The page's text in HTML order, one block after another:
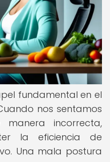
fundamental en el
nos sentamos
incorrecta,
la eficiencia de
Una mala postura